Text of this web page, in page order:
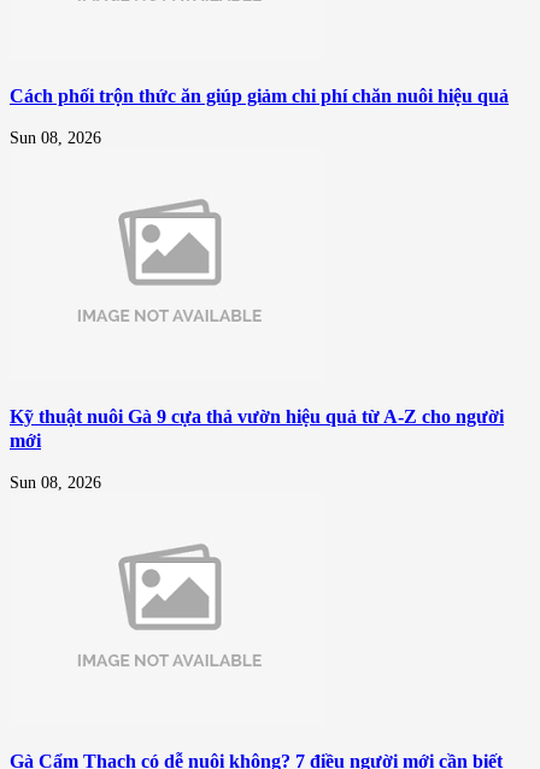
Cách phối trộn thức ăn giúp giảm chi phí chăn nuôi hiệu quả
Sun 08, 2026
Kỹ thuật nuôi Gà 9 cựa thả vườn hiệu quả từ A-Z cho người
mới
Sun 08, 2026
Gà Cẩm Thạch có dễ nuôi không? 7 điều người mới cần biết